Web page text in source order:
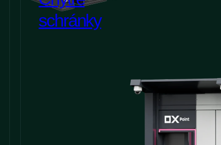
schránky